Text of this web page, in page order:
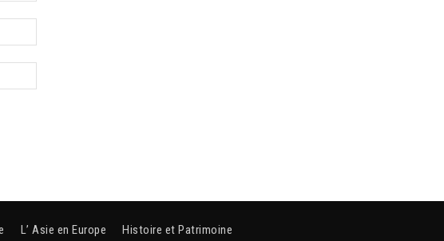
L’ Asie en Europe Histoire et Patrimoine